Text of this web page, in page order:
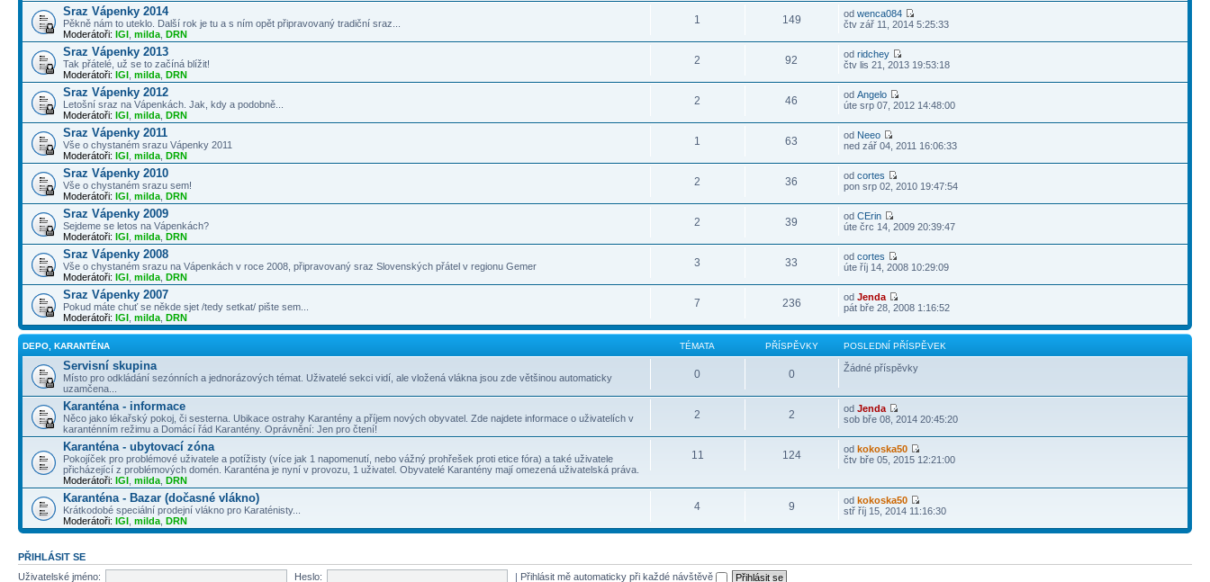
Sraz Vápenky 2014
Pěkně nám to uteklo. Další rok je tu a s ním opět připravovaný tradiční sraz...
Moderátoři: IGI milda DRN
1 149 odwenca084
čtv zář 11, 2014 5:25:33
Sraz Vápenky 2013
Tak přátelé, už se to začíná blížit!
Moderátoři: IGI milda DRN
2 92 odridchey
čtv lis 21, 2013 19:53:18
Sraz Vápenky 2012
Letošní sraz na Vápenkách. Jak, kdy a podobně...
Moderátoři: IGI milda DRN
2 46 odAngelo
úte srp 07, 2012 14:48:00
Sraz Vápenky 2011
Vše o chystaném srazu Vápenky 2011
Moderátoři: IGI milda DRN
1 63 od Neeo
ned zář 04, 2011 16:06:33
Sraz Vápenky 2010
Vše o chystaném srazu sem!
Moderátoři: IGI milda DRN
2 36 odcortes
pon srp 02, 2010 19:47:54
Sraz Vápenky 2009
Sejdeme se letos na Vápenkách?
Moderátoři: IGI milda DRN
2 39 odCErin
úte črc 14, 2009 20:39:47
Sraz Vápenky 2008
Vše o chystaném srazu na Vápenkách v roce 2008, připravovaný sraz Slovenských přátel v regionu Gemer
Moderátoři: IGI milda DRN
3 33 odcortes
úte říj 14, 2008 10:29:09
Sraz Vápenky 2007
Pokud máte chuť se někde sjet /tedy setkat/ pište sem...
Moderátoři: IGI milda DRN
7 236 odJenda
pát bře 28, 2008 1:16:52
DEPO, KARANTÉNA TÉMATA PŘÍSPĚVKY POSLEDNÍ PŘÍSPĚVEK
Servisní skupina
Místo pro odkládání sezónních a jednorázových témat. Uživatelé sekci vidí, ale vložená vlákna jsou zde většinou automaticky
uzamčena...
0 0 Žádné příspěvky
Karanténa - informace
Něco jako lékařský pokoj, či sesterna. Ubikace ostrahy Karantény a příjem nových obyvatel. Zde najdete informace o uživatelích v
karanténním režimu a Domácí řád Karantény. Oprávnění: Jen pro čtení!
2 2 odJenda
sob bře 08, 2014 20:45:20
Karanténa - ubytovací zóna
Pokojíček pro problémové uživatele a potížisty (více jak 1 napomenutí, nebo vážný prohřešek proti etice fóra) a také uživatele
přicházející z problémových domén. Karanténa je nyní v provozu, 1 uživatel. Obyvatelé Karantény mají omezená uživatelská práva.
Moderátoři: IGI milda DRN
11 124 odkokoska50
čtv bře 05, 2015 12:21:00
Karanténa - Bazar (dočasné vlákno)
Krátkodobé speciální prodejní vlákno pro Karaténisty...
Moderátoři: IGI milda DRN
4 9 odkokoska50
stř říj 15, 2014 11:16:30
PŘIHLÁSIT SE
Uživatelské jméno:
Heslo: | Přihlásit mě automaticky při každé návštěvě